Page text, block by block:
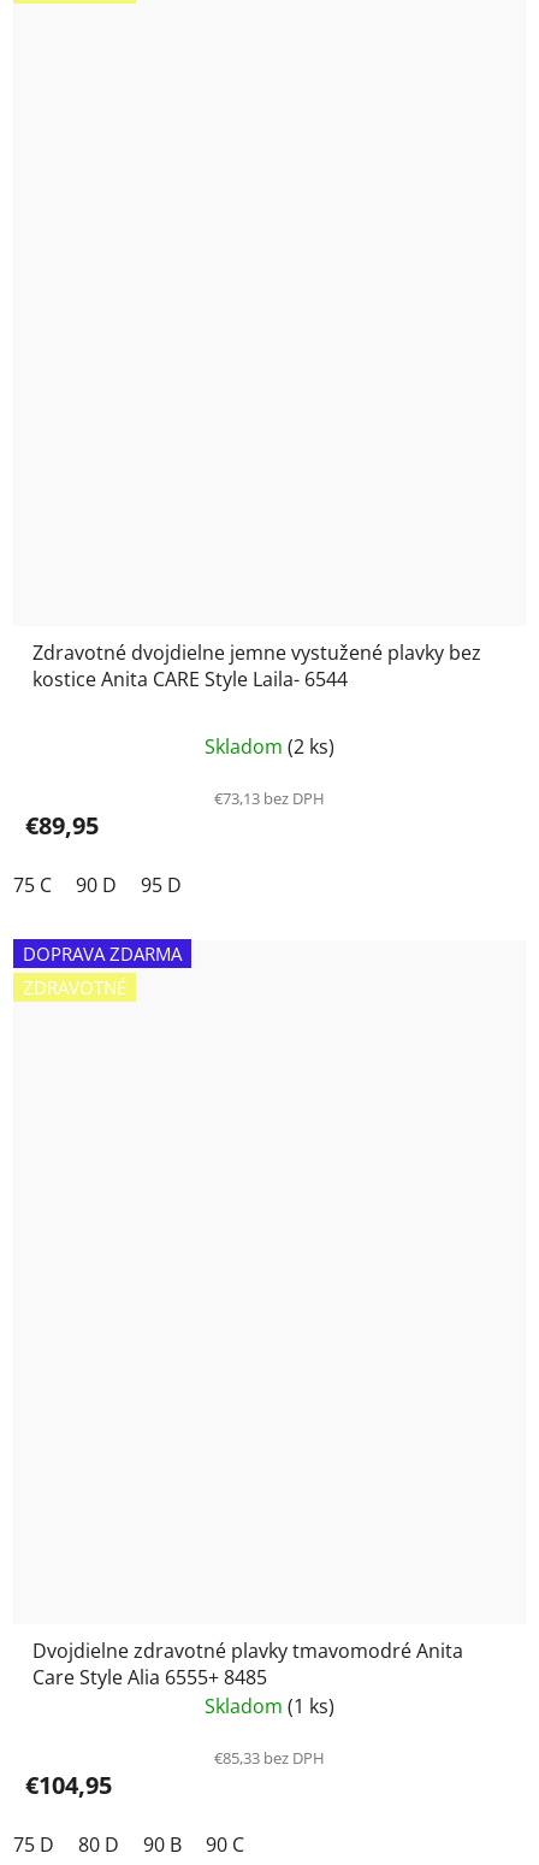
Zdravotné dvojdielne jemne vystužené plavky bez
kostice Anita CARE Style Laila- 6544
hodnotenie
produktu
Skladom (2 ks)
€73,13 bez DPH
€89,95
75 C 90 D 95 D
DOPRAVA ZDARMA
ZDRAVOTNÉ
Dvojdielne zdravotné plavky tmavomodré Anita
Care Style Alia 6555+ 8485
Skladom (1 ks)
€85,33 bez DPH
€104,95
75 D 80 D 90 B 90 C